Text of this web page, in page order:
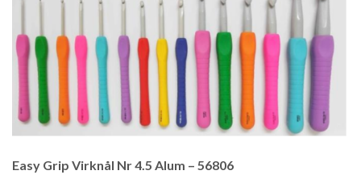
Easy Grip Virknål Nr 4.5 Alum – 56806